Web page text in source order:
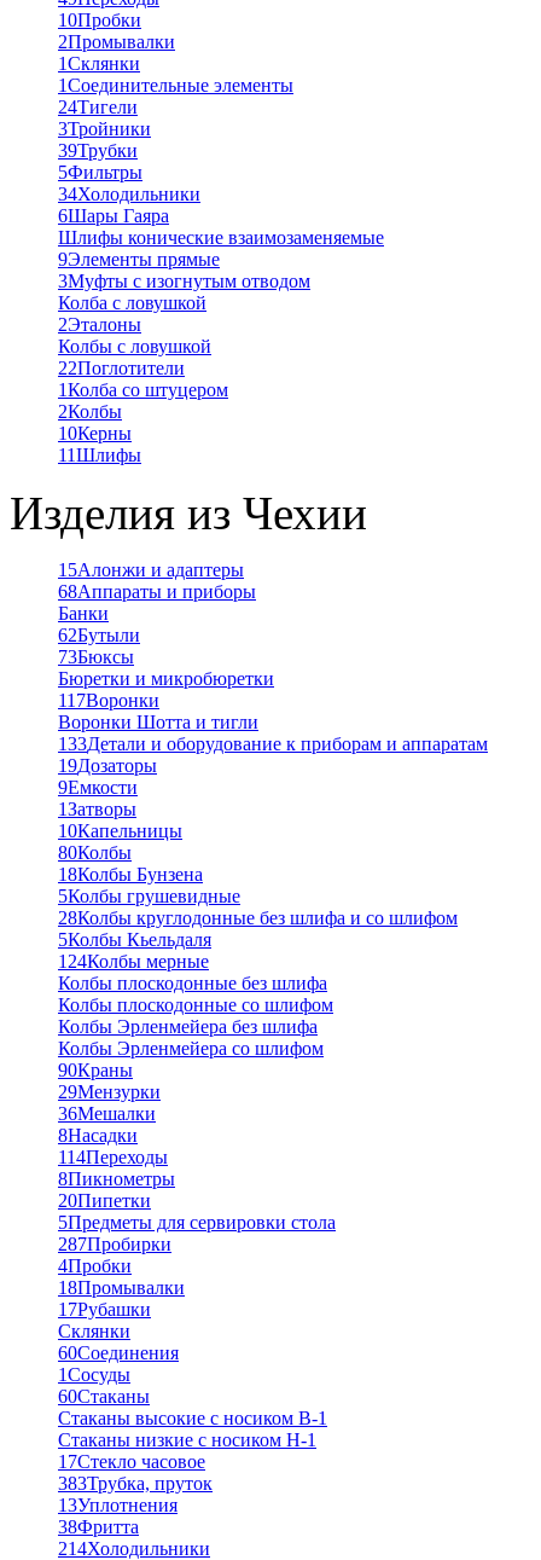
10Пробки
2Промывалки
1Склянки
1Соединительные элементы
24Тигели
3Тройники
39Трубки
5Фильтры
34Холодильники
6Шары Гаяра
Шлифы конические взаимозаменяемые
9Элементы прямые
3Муфты с изогнутым отводом
Колба с ловушкой
2Эталоны
Колбы с ловушкой
22Поглотители
1Колба со штуцером
2Колбы
10Керны
11Шлифы
Изделия из Чехии
15Алонжи и адаптеры
68Аппараты и приборы
Банки
62Бутыли
73Бюксы
Бюретки и микробюретки
117Воронки
Воронки Шотта и тигли
133Детали и оборудование к приборам и аппаратам
19Дозаторы
9Емкости
1Затворы
10Капельницы
80Колбы
18Колбы Бунзена
5Колбы грушевидные
28Колбы круглодонные без шлифа и со шлифом
5Колбы Кьельдаля
124Колбы мерные
Колбы плоскодонные без шлифа
Колбы плоскодонные со шлифом
Колбы Эрленмейера без шлифа
Колбы Эрленмейера со шлифом
90Краны
29Мензурки
36Мешалки
8Насадки
114Переходы
8Пикнометры
20Пипетки
5Предметы для сервировки стола
287Пробирки
4Пробки
18Промывалки
17Рубашки
Склянки
60Соединения
1Сосуды
60Стаканы
Стаканы высокие с носиком В-1
Стаканы низкие с носиком Н-1
17Стекло часовое
383Трубка, пруток
13Уплотнения
38Фритта
214Холодильники